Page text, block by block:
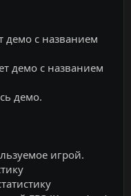
демо с названием
демо с названием
демо.
игрой.